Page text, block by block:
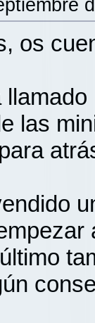
os
las